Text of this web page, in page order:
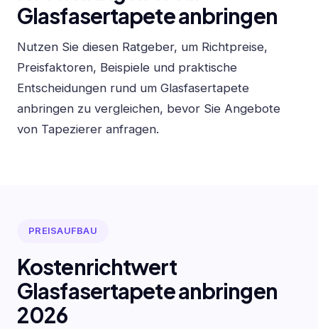
Glasfasertapete anbringen
Nutzen Sie diesen Ratgeber, um Richtpreise,
Preisfaktoren, Beispiele und praktische
Entscheidungen rund um Glasfasertapete
anbringen zu vergleichen, bevor Sie Angebote
von Tapezierer anfragen.
PREISAUFBAU
Kostenrichtwert
Glasfasertapete anbringen
2026